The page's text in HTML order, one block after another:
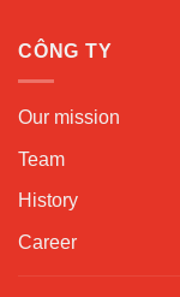
CÔNG TY
Our mission
Team
History
Career